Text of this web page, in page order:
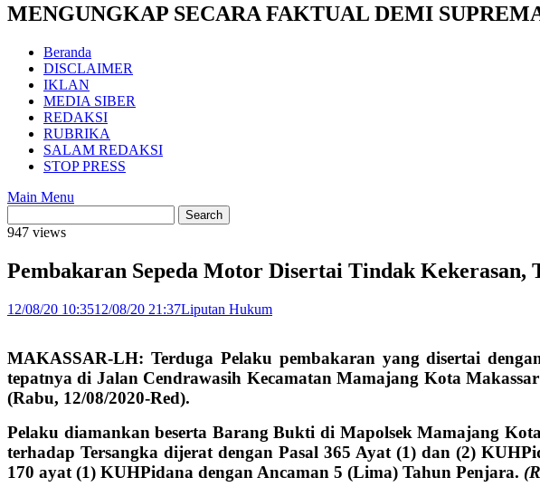
MENGUNGKAP SECARA FAKTUAL DEMI
Beranda
DISCLAIMER
IKLAN
MEDIA SIBER
REDAKSI
RUBRIKA
SALAM REDAKSI
STOP PRESS
Main Menu
947 views
Pembakaran Sepeda Motor Disertai Tindak Kekerasan,
12/08/20 10:3512/08/20 21:37Liputan Hukum
MAKASSAR-LH: Terduga Pelaku pembakaran yang disertai
tepatnya di Jalan Cendrawasih Kecamatan Mamajang Kota
(Rabu, 12/08/2020-Red).
Pelaku diamankan beserta Barang Bukti di Mapolsek Mamajang
terhadap Tersangka dijerat dengan Pasal 365 Ayat (1) dan (2)
170 ayat (1) KUHPidana dengan Ancaman 5 (Lima) Tahun Penjara.